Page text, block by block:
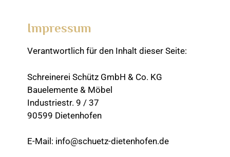
Impressum
Verantwortlich für den Inhalt dieser Seite:
Schreinerei Schütz GmbH & Co. KG
Bauelemente & Möbel
Industriestr. 9 / 37
90599 Dietenhofen
E-Mail: info@schuetz-dietenhofen.de